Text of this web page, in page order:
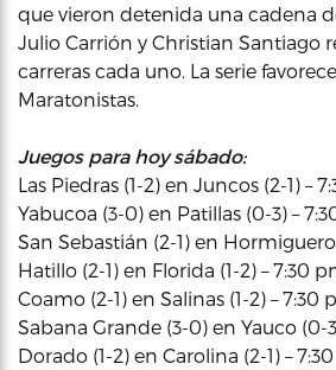
que vieron detenida una cadena
Julio Carrión y Christian Santiago
carreras cada uno. La serie
Maratonistas.
Juegos para hoy sábado:
Las Piedras (1-2) en Juncos (2-1) –
Yabucoa (3-0) en Patillas (0-3) –
San Sebastián (2-1) en
Hatillo (2-1) en Florida (1-2) – 7:30
Coamo (2-1) en Salinas (1-2) – 7:30
Sabana Grande (3-0) en Yauco (0-
Dorado (1-2) en Carolina (2-1) –